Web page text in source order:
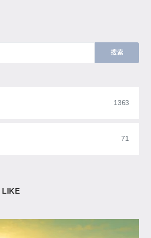
搜索
1363
71
LIKE